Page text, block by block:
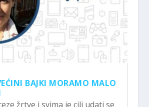
BAJKI MORAMO MALO
žrtve i svima je cilj udati se